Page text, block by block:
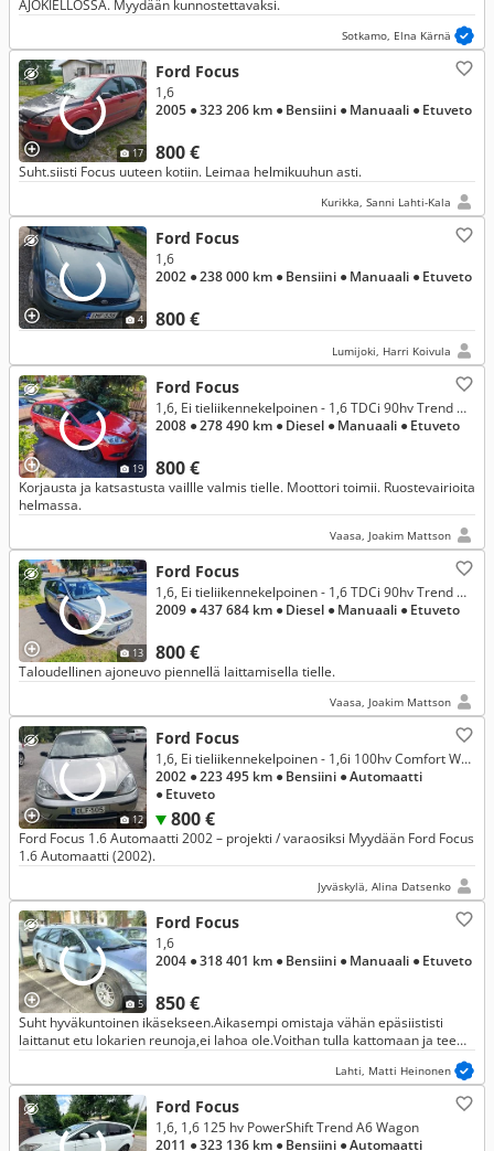
AJOKIELLOSSA. Myydään kunnostettavaksi.
Sotkamo, Elna Kärnä
17
Ford Focus
800 €
1,6
2005 ● 323 206 km ● Bensiini ● Manuaali ● Etuveto
Suht.siisti Focus uuteen kotiin. Leimaa helmikuuhun asti.
Kurikka, Sanni Lahti-Kala
4
Ford Focus
800 €
1,6
2002 ● 238 000 km ● Bensiini ● Manuaali ● Etuveto
Lumijoki, Harri Koivula
19
Ford Focus
800 €
1,6, Ei tieliikennekelpoinen - 1,6 TDCi 90hv Trend M5 Wagon
2008 ● 278 490 km ● Diesel ● Manuaali ● Etuveto
Korjausta ja katsastusta vaillle valmis tielle. Moottori toimii. Ruostevairioita
helmassa.
Vaasa, Joakim Mattson
13
Ford Focus
800 €
1,6, Ei tieliikennekelpoinen - 1,6 TDCi 90hv Trend M5 Wagon
2009 ● 437 684 km ● Diesel ● Manuaali ● Etuveto
Taloudellinen ajoneuvo piennellä laittamisella tielle.
Vaasa, Joakim Mattson
12
Ford Focus
800 €
1,6, Ei tieliikennekelpoinen - 1,6i 100hv Comfort Wagon
2002 ● 223 495 km ● Bensiini ● Automaatti
● Etuveto
Ford Focus 1.6 Automaatti 2002 – projekti / varaosiksi Myydään Ford Focus
1.6 Automaatti (2002).
Jyväskylä, Alina Datsenko
5
Ford Focus
850 €
1,6
2004 ● 318 401 km ● Bensiini ● Manuaali ● Etuveto
Suht hyväkuntoinen ikäsekseen.Aikasempi omistaja vähän epäsiististi
laittanut etu lokarien reunoja,ei lahoa ole.Voithan tulla kattomaan ja tee
Lahti, Matti Heinonen
Ford Focus
1,6, 1,6 125 hv PowerShift Trend A6 Wagon
2011 ● 323 136 km ● Bensiini ● Automaatti